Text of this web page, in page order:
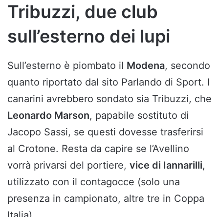
Tribuzzi, due club
sull’esterno dei lupi
Sull’esterno è piombato il Modena, secondo
quanto riportato dal sito Parlando di Sport. I
canarini avrebbero sondato sia Tribuzzi, che
Leonardo Marson, papabile sostituto di
Jacopo Sassi, se questi dovesse trasferirsi
al Crotone. Resta da capire se l’Avellino
vorrà privarsi del portiere, vice di Iannarilli,
utilizzato con il contagocce (solo una
presenza in campionato, altre tre in Coppa